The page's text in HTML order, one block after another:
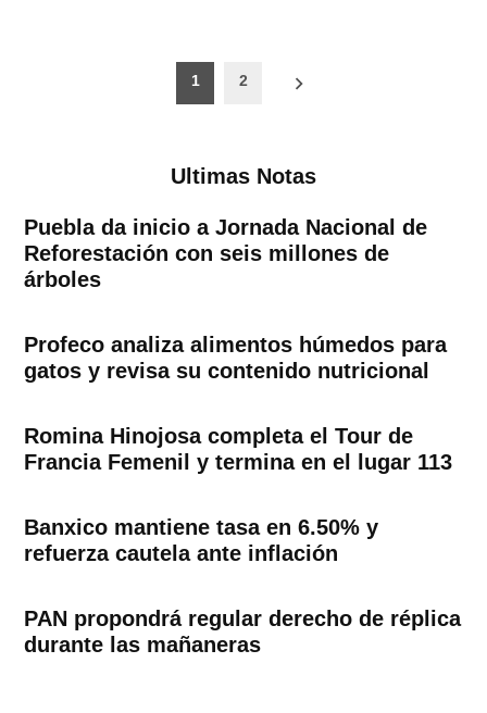
1 2
Ultimas Notas
Puebla da inicio a Jornada Nacional de
Reforestación con seis millones de
árboles
Profeco analiza alimentos húmedos para
gatos y revisa su contenido nutricional
Romina Hinojosa completa el Tour de
Francia Femenil y termina en el lugar 113
Banxico mantiene tasa en 6.50% y
refuerza cautela ante inflación
PAN propondrá regular derecho de réplica
durante las mañaneras